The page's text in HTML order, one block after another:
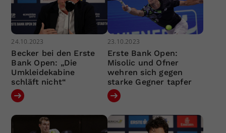
24.10.2023
Becker bei den Erste
Bank Open: „Die
Umkleidekabine
schläft nicht“
23.10.2023
Erste Bank Open:
Misolic und Ofner
wehren sich gegen
starke Gegner tapfer